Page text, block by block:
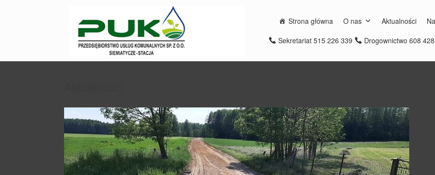
Strona główna O nas Aktualności
Sekretariat 515 226 339
Drogownictwo 608